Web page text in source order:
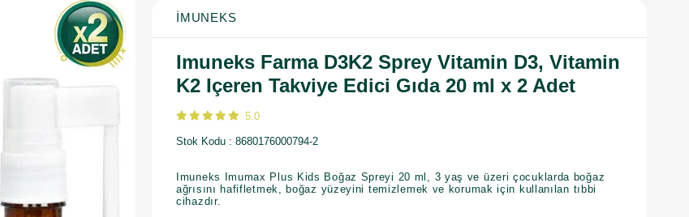
İMUNEKS
Imuneks Farma D3K2 Sprey Vitamin D3, Vitamin
K2 Içeren Takviye Edici Gıda 20 ml x 2 Adet
5.0
Stok Kodu 8680176000794-2
Imuneks Imumax Plus Kids Boğaz Spreyi 20 ml, 3 yaş ve üzeri çocuklarda boğaz
ağrısını hafifletmek, boğaz yüzeyini temizlemek ve korumak için kullanılan tıbbi
cihazdır.